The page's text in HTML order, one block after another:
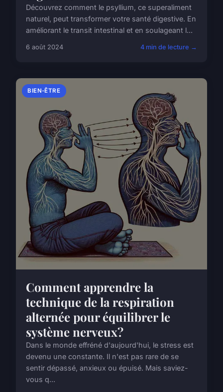
Découvrez comment le psyllium, ce superaliment
naturel, peut transformer votre santé digestive. En
améliorant le transit intestinal et en soulageant l...
6 août 2024 4 min de lecture →
BIEN-ÊTRE
Comment apprendre la
technique de la respiration
alternée pour équilibrer le
système nerveux?
Dans le monde effréné d'aujourd'hui, le stress est
devenu une constante. Il n'est pas rare de se
sentir dépassé, anxieux ou épuisé. Mais saviez-
vous q...